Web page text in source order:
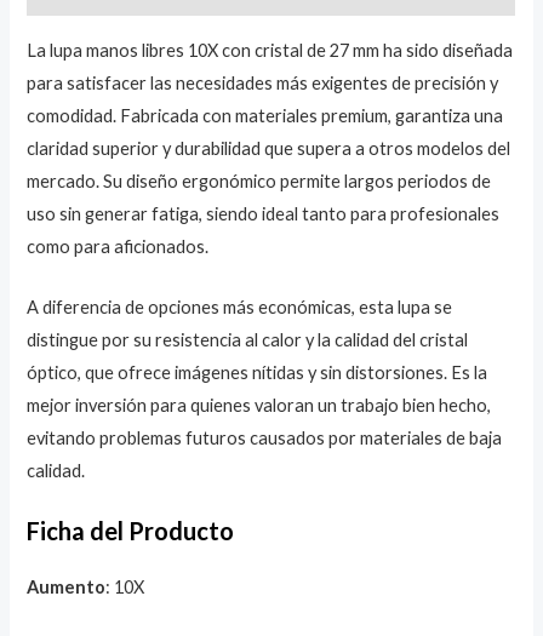
La lupa manos libres 10X con cristal de 27 mm ha sido diseñada
para satisfacer las necesidades más exigentes de precisión y
comodidad. Fabricada con materiales premium, garantiza una
claridad superior y durabilidad que supera a otros modelos del
mercado. Su diseño ergonómico permite largos periodos de
uso sin generar fatiga, siendo ideal tanto para profesionales
como para aficionados.
A diferencia de opciones más económicas, esta lupa se
distingue por su resistencia al calor y la calidad del cristal
óptico, que ofrece imágenes nítidas y sin distorsiones. Es la
mejor inversión para quienes valoran un trabajo bien hecho,
evitando problemas futuros causados por materiales de baja
calidad.
Ficha del Producto
Aumento: 10X